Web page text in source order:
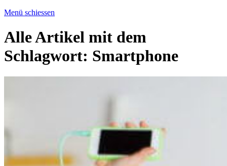
Menü schiessen
Alle Artikel mit dem
Schlagwort: Smartphone